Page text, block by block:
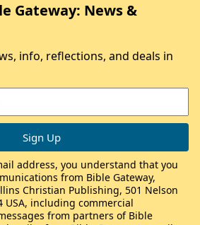
Gateway: News &
info, reflections, and deals in
address, you understand that you
from Bible Gateway,
Christian Publishing, 501 Nelson
USA, including commercial
from partners of Bible